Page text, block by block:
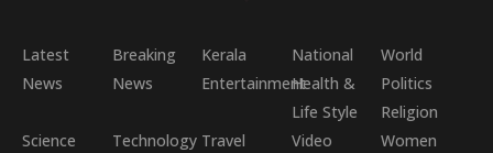
Latest
News
Breaking
News
Kerala National
World
EntertainmentHealth &
Life Style
Politics
Religion
Science
Technology Travel Video
Women